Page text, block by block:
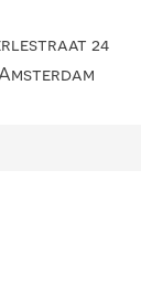
24
Amsterdam